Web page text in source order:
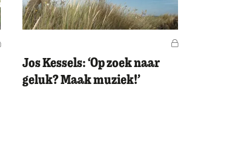
Voor leden Voor leden
Jos Kessels: ‘Op zoek naar
geluk? Maak muziek!’